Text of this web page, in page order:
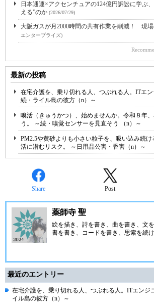
日本通運×アクセンチュアの124億円訴訟に学ぶ
える”のか (2026/07/29)
大阪ガスが月2000時間の共有作業を削減！ 現
エンタープライズ)
最新の投稿
在宅介護を、乗り切れる人、つぶれる人。ITエ
続・ライル島の彼方（n）～
嗅活（きゅうかつ）、始めませんか。令和８年
う。 ～続・嗅覚センサーを見直そう （n）～
PM2.5や黄砂よりも小さい粒子を、吸い込み続
活に潜むリスク。 ～日用品公害・香害（n）～
Share Post
薬師寺 聖
絵を描き、詩を書き、曲を書き、文
書を書き、コードを書き、思索を続け
最近のエントリー
在宅介護を、乗り切れる人、つぶれる人。ITエンジ
イル島の彼方（n）～